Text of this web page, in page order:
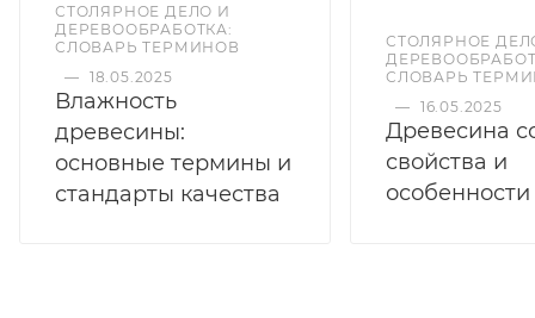
СТОЛЯРНОЕ ДЕЛО И
ДЕРЕВООБРАБОТКА:
СЛОВАРЬ ТЕРМИНОВ
— 18.05.2025
Влажность
древесины:
основные термины и
стандарты качества
СТОЛЯРНОЕ
СЛОВАРЬ
— 16.05.2025
Древесина
свойства и
особенности